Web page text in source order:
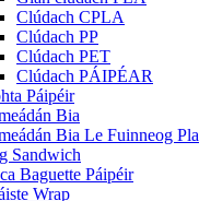
Clúdach CPLA
Clúdach PP
Clúdach PET
Clúdach PÁIPÉAR
Páipéir
Bia
Bia Le Fuinneog Pla
Sandwich
Baguette Páipéir
Wrap